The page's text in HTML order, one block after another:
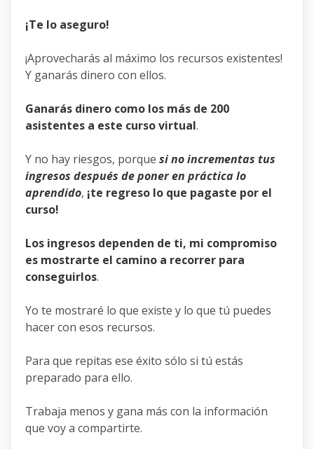
¡Te lo aseguro!
¡Aprovecharás al máximo los recursos existentes!
Y ganarás dinero con ellos.
Ganarás dinero como los más de 200
asistentes a este curso virtual.
Y no hay riesgos, porque si no incrementas tus
ingresos después de poner en práctica lo
aprendido, ¡te regreso lo que pagaste por el
curso!
Los ingresos dependen de ti, mi compromiso
es mostrarte el camino a recorrer para
conseguirlos.
Yo te mostraré lo que existe y lo que tú puedes
hacer con esos recursos.
Para que repitas ese éxito sólo si tú estás
preparado para ello.
Trabaja menos y gana más con la información
que voy a compartirte.